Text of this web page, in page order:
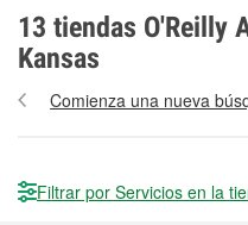
13 tiendas O'Reilly
Kansas
Comienza una nueva
Filtrar por Servicios en la